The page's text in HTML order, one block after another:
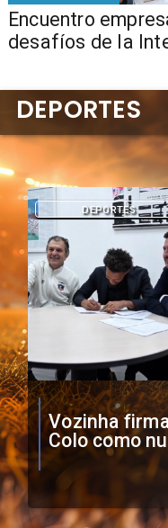
Encuentro
desafíos de la
O'Higgins
Boca Juniors
DEPORTES
DEPORTES